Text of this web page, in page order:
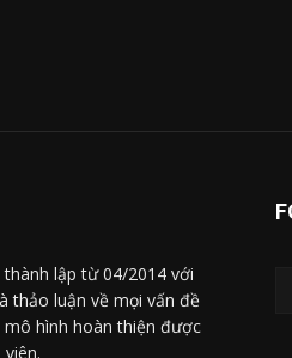
lập từ 04/2014 với
thảo luận về mọi vấn đề
mô hình hoàn thiện được